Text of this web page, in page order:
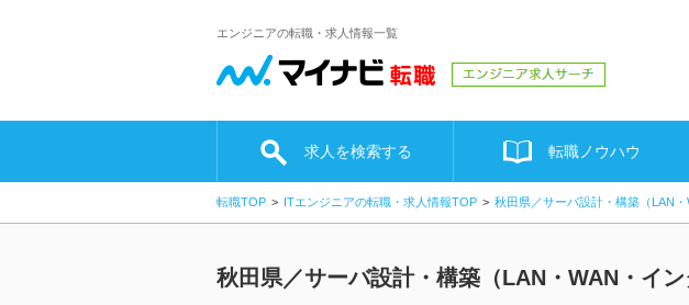
エンジニアの転職・求人情報一覧
求人を検索する 転職ノウハウ
転職TOP ITエンジニアの転職・求人情報TOP 秋田県／サーバ設計・構築（LAN
秋田県／サーバ設計・構築（LAN・WAN・イ